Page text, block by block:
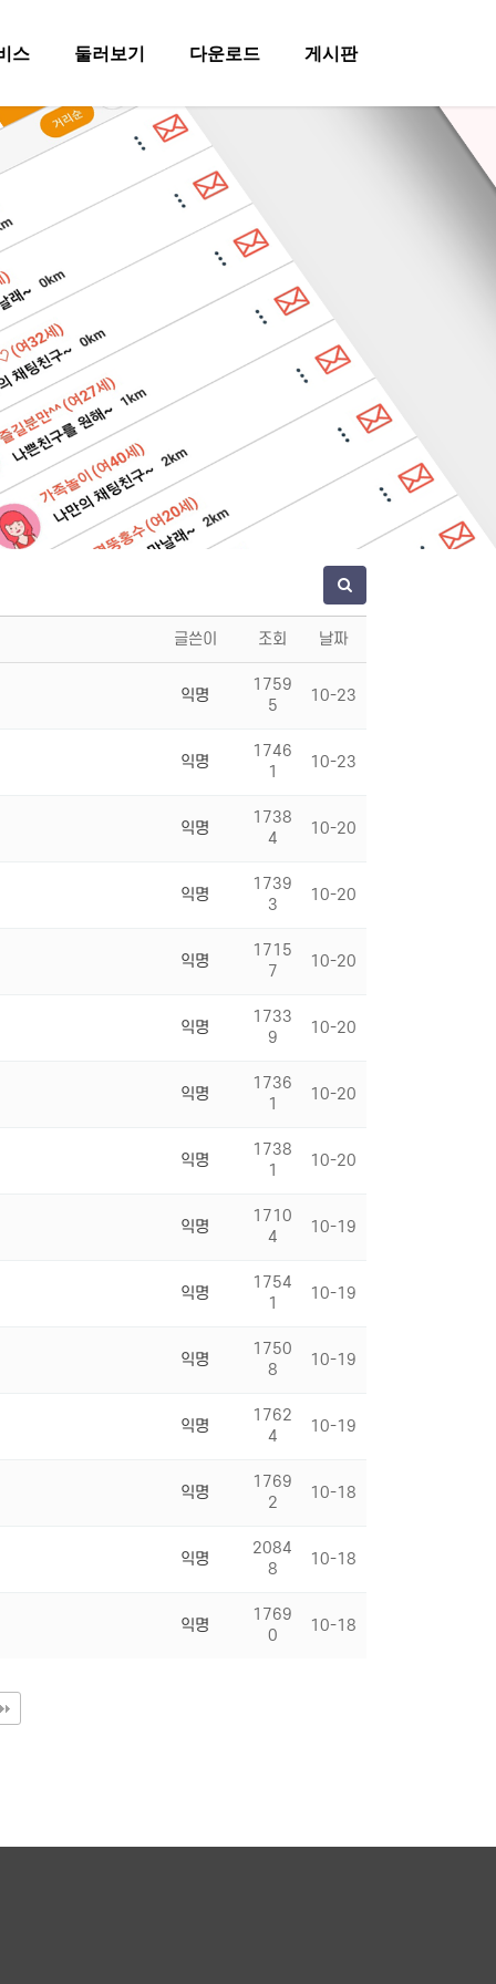
스 둘러보기 다운로드 게시판
글쓴이 조회 날짜
익명
1759
5
10-23
익명
1746
1
10-23
익명
1738
4
10-20
익명
1739
3
10-20
익명
1715
7
10-20
익명
1733
9
10-20
익명
1736
1
10-20
익명
1738
1
10-20
익명
1710
4
10-19
익명
1754
1
10-19
익명
1750
8
10-19
익명
1762
4
10-19
익명
1769
2
10-18
익명
2084
8
10-18
익명
1769
0
10-18